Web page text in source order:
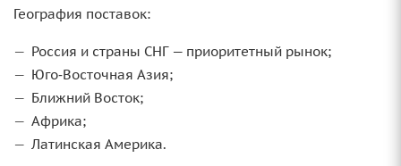
География поставок:
Россия и страны СНГ — приоритетный рынок;
Юго‑Восточная Азия;
Ближний Восток;
Африка;
Латинская Америка.